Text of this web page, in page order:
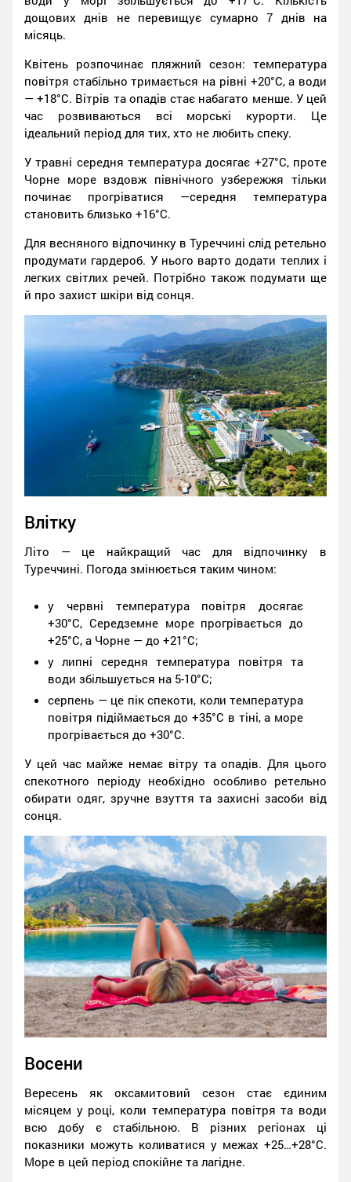
дощових днів не перевищує сумарно 7 днів на
місяць.
Квітень розпочинає пляжний сезон: температура
повітря стабільно тримається на рівні +20°C, а води
— +18°C. Вітрів та опадів стає набагато менше. У цей
час розвиваються всі морські курорти. Це
ідеальний період для тих, хто не любить спеку.
У травні середня температура досягає +27°C, проте
Чорне море вздовж північного узбережжя тільки
починає прогріватися —середня температура
становить близько +16°C.
Для весняного відпочинку в Туреччині слід ретельно
продумати гардероб. У нього варто додати теплих і
легких світлих речей. Потрібно також подумати ще
й про захист шкіри від сонця.
Влітку
Літо — це найкращий час для відпочинку в
Туреччині. Погода змінюється таким чином:
у червні температура повітря досягає
+30°C, Середземне море прогрівається до
+25°C, а Чорне — до +21°C;
у липні середня температура повітря та
води збільшується на 5-10°C;
серпень — це пік спекоти, коли температура
повітря підіймається до +35°C в тіні, а море
прогрівається до +30°C.
У цей час майже немає вітру та опадів. Для цього
спекотного періоду необхідно особливо ретельно
обирати одяг, зручне взуття та захисні засоби від
сонця.
Восени
Вересень як оксамитовий сезон стає єдиним
місяцем у році, коли температура повітря та води
всю добу є стабільною. В різних регіонах ці
показники можуть коливатися у межах +25…+28°C.
Море в цей період спокійне та лагідне.